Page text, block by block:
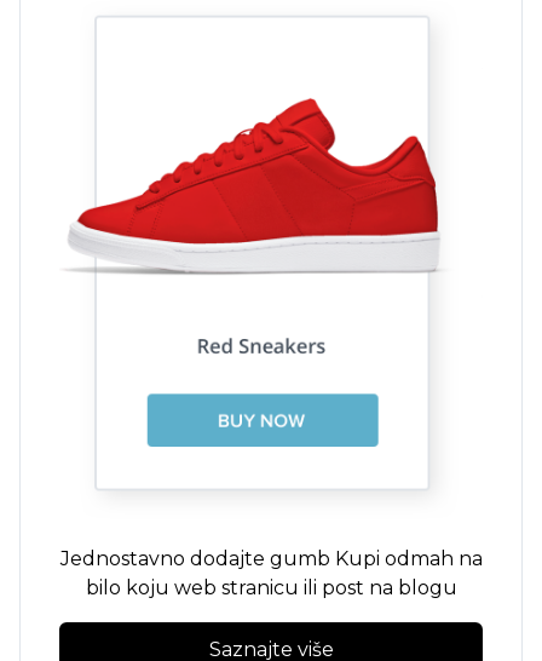
Jednostavno dodajte gumb Kupi odmah na
bilo koju web stranicu ili post na blogu
Saznajte više